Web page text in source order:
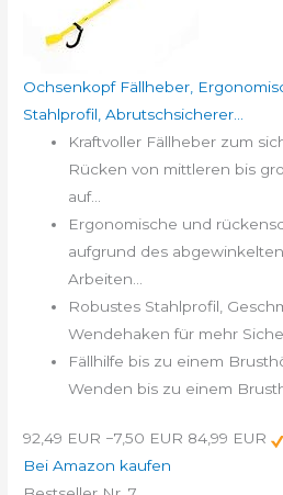
Ochsenkopf Fällheber,
Stahlprofil, Abrutschsicherer...
Kraftvoller Fällheber zum
Rücken von mittleren bis
auf...
Ergonomische und
aufgrund des
Arbeiten...
Robustes Stahlprofil,
Wendehaken für mehr
Fällhilfe bis zu einem
Wenden bis zu einem
92,49 EUR −7,50 EUR 84,99 EUR
Bei Amazon kaufen